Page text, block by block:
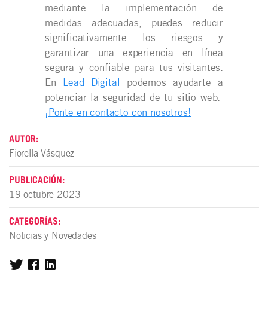
mediante la implementación de
medidas adecuadas, puedes reducir
significativamente los riesgos y
garantizar una experiencia en línea
segura y confiable para tus visitantes.
En Lead Digital podemos ayudarte a
potenciar la seguridad de tu sitio web.
¡Ponte en contacto con nosotros!
AUTOR:
Fiorella Vásquez
PUBLICACIÓN:
19 octubre 2023
CATEGORÍAS:
Noticias y Novedades